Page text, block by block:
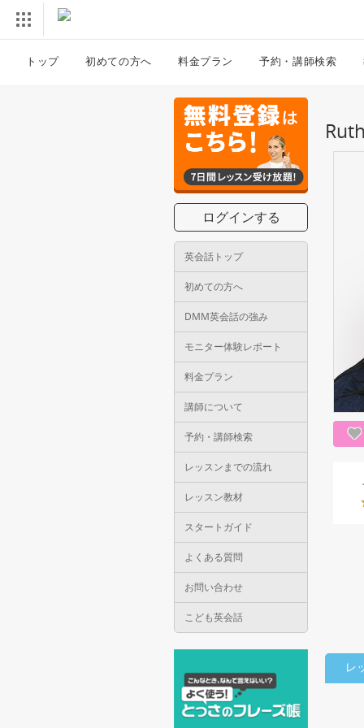
トップ 初めての方へ 料金プラン 予約・講師検索
ログインする
英会話トップ
初めての方へ
DMM英会話の強み
モニター体験レポート
料金プラン
講師について
予約・講師検索
レッスンまでの流れ
レッスン教材
スタートガイド
よくある質問
お問い合わせ
こども英会話
レ